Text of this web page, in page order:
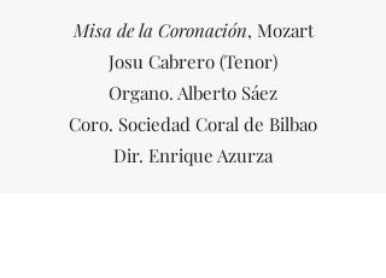
Misa de la Coronación, Mozart
Josu Cabrero (Tenor)
Organo. Alberto Sáez
Coro. Sociedad Coral de Bilbao
Dir. Enrique Azurza